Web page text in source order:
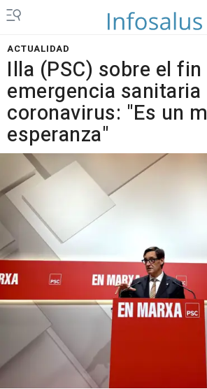
ACTUALIDAD
Illa (PSC) sobre el fin
emergencia sanitaria
coronavirus: "Es un
esperanza"